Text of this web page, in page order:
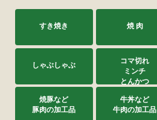
すき焼き 焼 肉
しゃぶしゃぶ
コマ切れ
ミンチ
とんかつ
焼豚など
豚肉の加工品
牛丼など
牛肉の加工品